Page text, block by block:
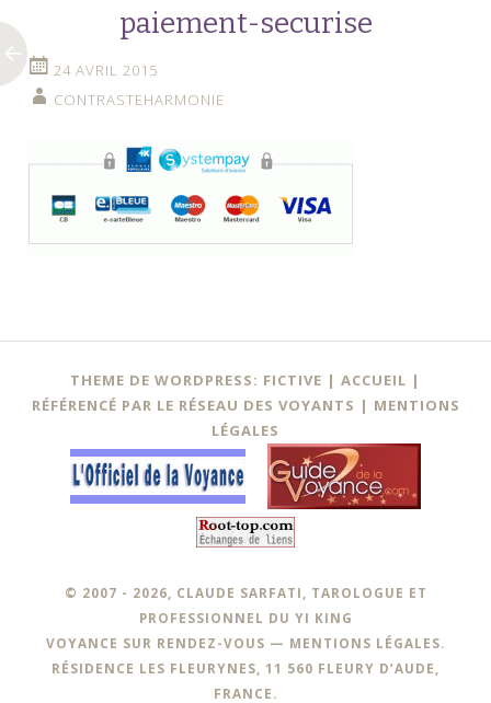
paiement-securise
24 AVRIL 2015
CONTRASTEHARMONIE
Navigation
des
articles
THEME DE WORDPRESS: FICTIVE | ACCUEIL |
RÉFÉRENCÉ PAR LE RÉSEAU DES VOYANTS | MENTIONS
LÉGALES
© 2007 - 2026, CLAUDE SARFATI, TAROLOGUE ET
PROFESSIONNEL DU YI KING
VOYANCE SUR RENDEZ-VOUS — MENTIONS LÉGALES.
RÉSIDENCE LES FLEURYNES, 11 560 FLEURY D’AUDE,
FRANCE.